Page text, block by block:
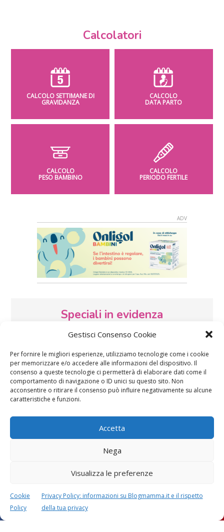
Gestisci Consenso Cookie
Per fornire le migliori esperienze, utilizziamo tecnologie come i cookie
per memorizzare e/o accedere alle informazioni del dispositivo. Il
consenso a queste tecnologie ci permetterà di elaborare dati come il
comportamento di navigazione o ID unici su questo sito. Non
acconsentire o ritirare il consenso può influire negativamente su alcune
caratteristiche e funzioni.
Accetta
Nega
Visualizza le preferenze
Cookie
Policy
Privacy Policy: informazioni su Blogmamma.it e il rispetto
della tua privacy
Calcolatori
CALCOLO SETTIMANE DI
GRAVIDANZA
CALCOLO
DATA PARTO
CALCOLO
PESO BAMBINO
CALCOLO
PERIODO FERTILE
Speciali in evidenza
Vaccini
lavoretti, biglietti
d’auguri, filastrocche
gravidanza